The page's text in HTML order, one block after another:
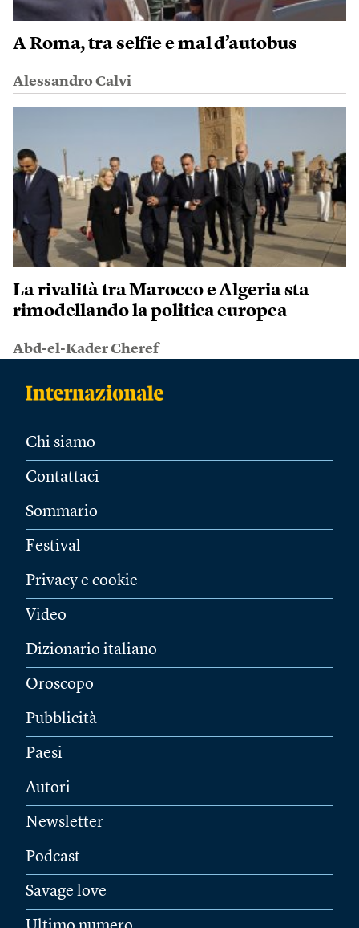
A Roma, tra selfie e mal d’autobus
Alessandro Calvi
La rivalità tra Marocco e Algeria sta
rimodellando la politica europea
Abd-el-Kader Cheref
Chi siamo
Contattaci
Sommario
Festival
Privacy e cookie
Video
Dizionario italiano
Oroscopo
Pubblicità
Paesi
Autori
Newsletter
Podcast
Savage love